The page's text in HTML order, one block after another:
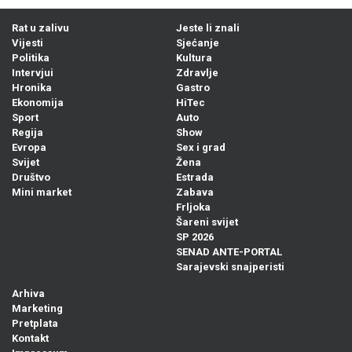
Rat u zalivu
Vijesti
Politika
Intervjui
Hronika
Ekonomija
Sport
Regija
Evropa
Svijet
Društvo
Mini market
Jeste li znali
Sjećanje
Kultura
Zdravlje
Gastro
HiTec
Auto
Show
Sex i grad
Žena
Estrada
Zabava
Frljoka
Šareni svijet
SP 2026
SENAD ANTE-PORTAL
Sarajevski snajperisti
Arhiva
Marketing
Pretplata
Kontakt